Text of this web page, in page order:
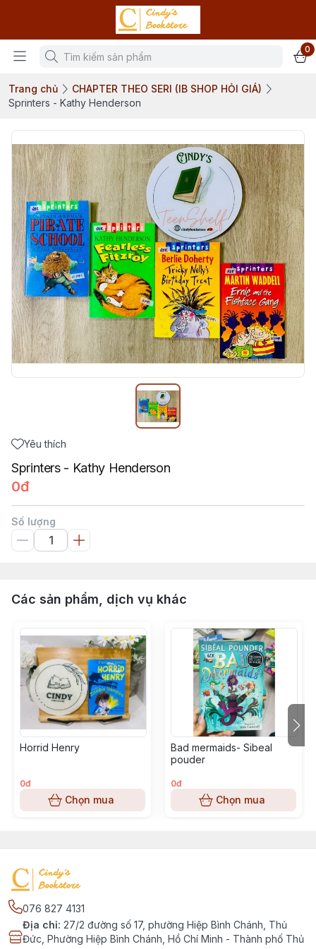
0
Trang chủ
CHAPTER THEO SERI (IB SHOP HỎI GIÁ)
Sprinters - Kathy Henderson
Yêu thích
Sprinters - Kathy Henderson
0đ
Số lượng
Các sản phẩm, dịch vụ khác
Horrid Henry
0đ
Chọn mua
Bad mermaids- Sibeal
pouder
0đ
Chọn mua
076 827 4131
Địa chỉ: 27/2 đường số 17, phường Hiệp Bình Chánh, Thủ
Đức, Phường Hiệp Bình Chánh, Hồ Chí Minh - Thành phố Thủ